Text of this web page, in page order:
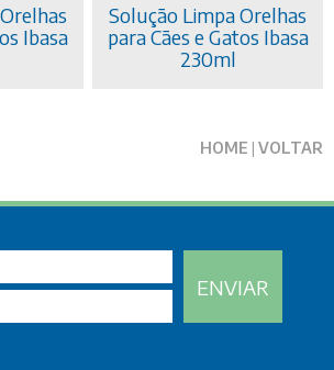
Ibasa
Solução Limpa Orelhas
para Cães e Gatos Ibasa
230ml
HOME | VOLTAR